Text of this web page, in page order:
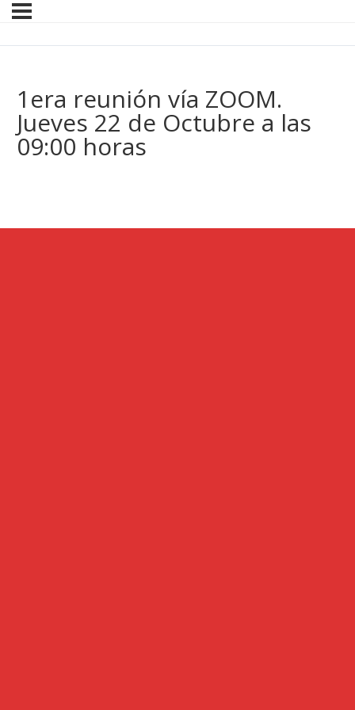
1era reunión vía ZOOM.
Jueves 22 de Octubre a las
09:00 horas